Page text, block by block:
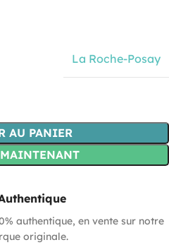
La Roche-Posay
AU PANIER
authentique, en vente sur notre
originale.